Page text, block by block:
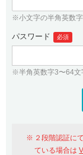
プレミアムドメイン
人気ドメインの種類
WHOIS検索
バリュードメインAPI
ドメイン・ホスティン
従来
おすすめ
※小文字の半角英数
パスワード 必須
※半角英数字3〜64文
２段階認証に
ている場合は